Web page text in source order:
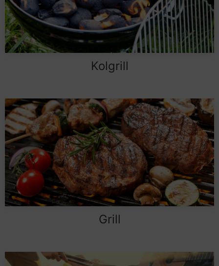
Kolgrill
Grill